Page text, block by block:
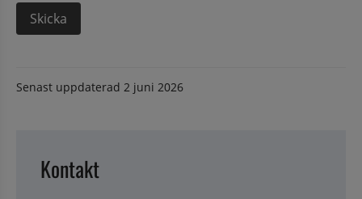
Senast uppdaterad 2 juni 2026
Kontakt